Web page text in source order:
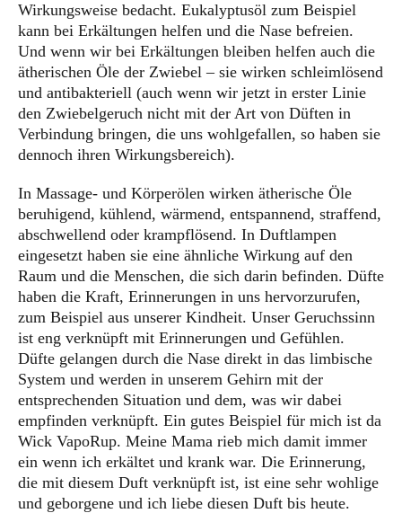
Wirkungsweise bedacht. Eukalyptusöl zum Beispiel
kann bei Erkältungen helfen und die Nase befreien.
Und wenn wir bei Erkältungen bleiben helfen auch die
ätherischen Öle der Zwiebel – sie wirken schleimlösend
und antibakteriell (auch wenn wir jetzt in erster Linie
den Zwiebelgeruch nicht mit der Art von Düften in
Verbindung bringen, die uns wohlgefallen, so haben sie
dennoch ihren Wirkungsbereich).
In Massage- und Körperölen wirken ätherische Öle
beruhigend, kühlend, wärmend, entspannend, straffend,
abschwellend oder krampflösend. In Duftlampen
eingesetzt haben sie eine ähnliche Wirkung auf den
Raum und die Menschen, die sich darin befinden. Düfte
haben die Kraft, Erinnerungen in uns hervorzurufen,
zum Beispiel aus unserer Kindheit. Unser Geruchssinn
ist eng verknüpft mit Erinnerungen und Gefühlen.
Düfte gelangen durch die Nase direkt in das limbische
System und werden in unserem Gehirn mit der
entsprechenden Situation und dem, was wir dabei
empfinden verknüpft. Ein gutes Beispiel für mich ist da
Wick VapoRup. Meine Mama rieb mich damit immer
ein wenn ich erkältet und krank war. Die Erinnerung,
die mit diesem Duft verknüpft ist, ist eine sehr wohlige
und geborgene und ich liebe diesen Duft bis heute.